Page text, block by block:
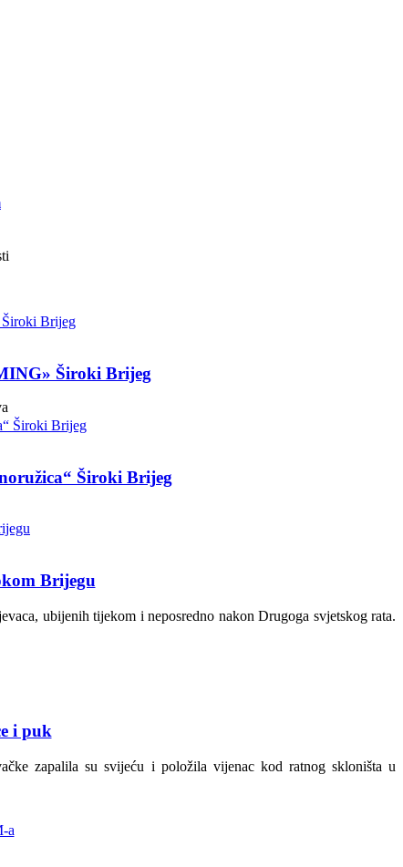
Široki Brijeg
Široki Brijeg
Brijegu
ubijenih tijekom i neposredno nakon Drugoga svjetskog rata.
i puk
zapalila su svijeću i položila vijenac kod ratnog skloništa u